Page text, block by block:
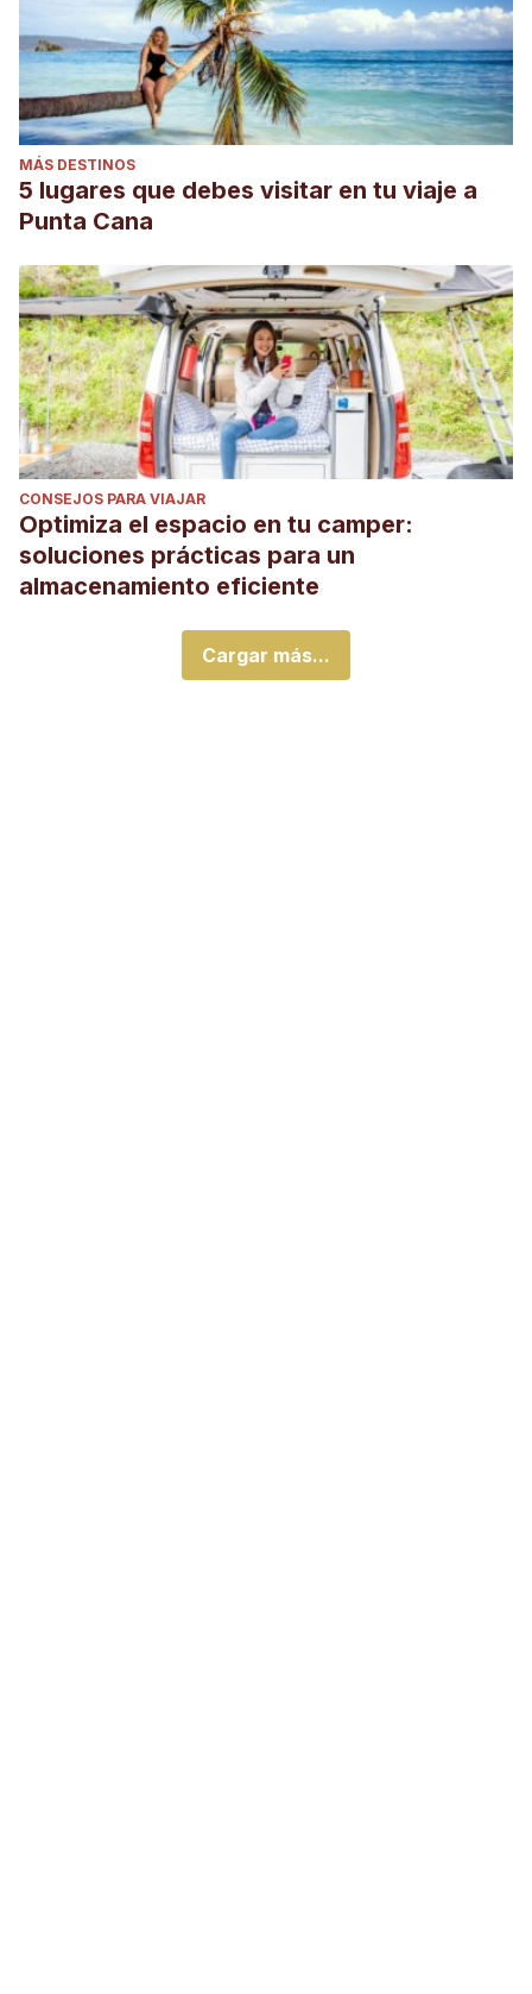
MÁS DESTINOS
5 lugares que debes visitar en tu viaje a
Punta Cana
CONSEJOS PARA VIAJAR
Optimiza el espacio en tu camper:
soluciones prácticas para un
almacenamiento eficiente
Cargar más...